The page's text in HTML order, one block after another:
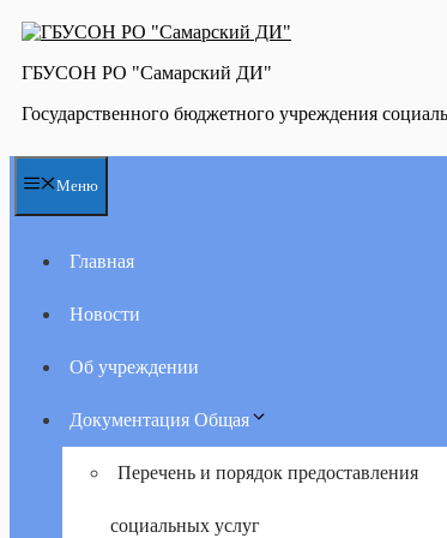
Перейти
содержимому
ГБУСОН РО "Самарский ДИ"
Государственного бюджетного учреждения
Меню
Главная
Новости
Об учреждении
Документация Общая
Перечень и порядок предоставления
социальных услуг